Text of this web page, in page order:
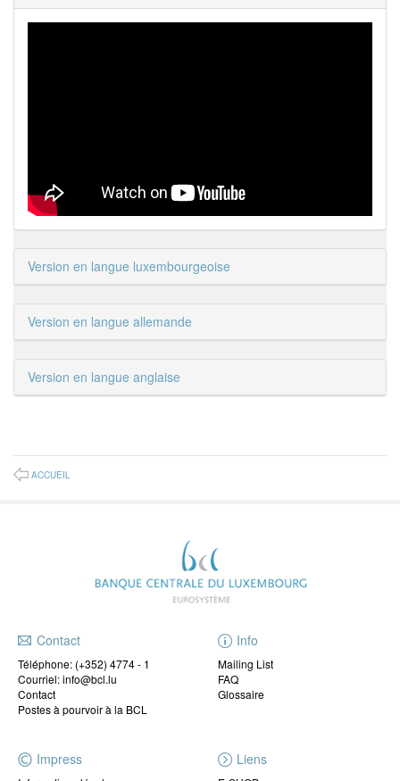
Version en langue luxembourgeoise
Version en langue allemande
Version en langue anglaise
ACCUEIL
Contact
Téléphone: (+352) 4774 - 1
Courriel: info@bcl.lu
Contact
Postes à pourvoir à la BCL
Info
Mailing List
FAQ
Glossaire
Impress Liens